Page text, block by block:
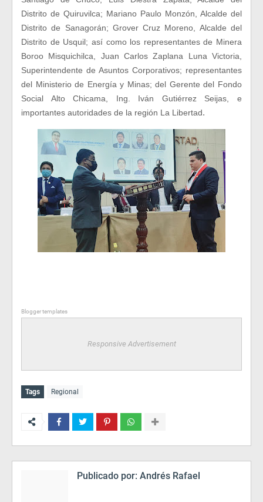
Distrito de Quiruvilca; Mariano Paulo Monzón, Alcalde del
Distrito de Sanagorán; Grover Cruz Moreno, Alcalde del
Distrito de Usquil; así como los representantes de Minera
Boroo Misquichilca, Juan Carlos Zaplana Luna Victoria,
Superintendente de Asuntos Corporativos; representantes
del Ministerio de Energía y Minas; del Gerente del Fondo
Social Alto Chicama, Ing. Iván Gutiérrez Seijas, e
importantes autoridades de la región La Libertad.
Blogger templates
Responsive Advertisement
Tags Regional
Publicado por: Andrés Rafael